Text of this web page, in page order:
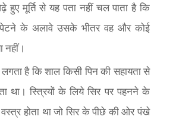
मूर्ति से यह पता नहीं चल पाता है कि
के अलावे उसके भीतर वह और कोई
नहीं।
है कि शाल किसी पिन की सहायता से
था। स्त्रियों के लिये सिर पर पहनने के
होता था जो सिर के पीछे की ओर पंखे